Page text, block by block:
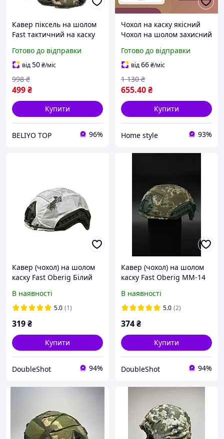
Кавер піксель на шолом
Fast тактичний на каску
шолома чохол на каску
Готово до відправки
від50₴/міс
499₴
998 ₴
Купити
BELIYO TOP 96%
Чохол на каску якісний
Чохол на шолом захисний
на каску на гумці піксель
Готово до відправки
від66₴/міс
655.40₴
1 130 ₴
Купити
Home style 93%
Кавер (чохол) на шолом
каску Fast Oberig Білий
В наявності
5.0 (1)
319₴
Купити
DoubleShot 94%
Кавер (чохол) на шолом
каску Fast Oberig ММ-14
В наявності
5.0 (2)
374₴
Купити
DoubleShot 94%